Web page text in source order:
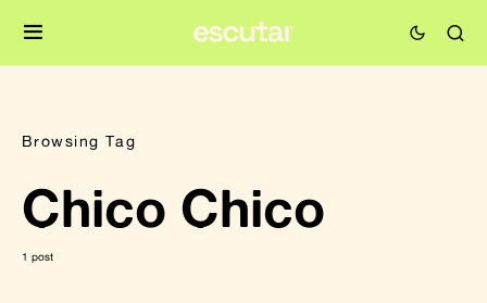
Browsing Tag
Chico Chico
1 post